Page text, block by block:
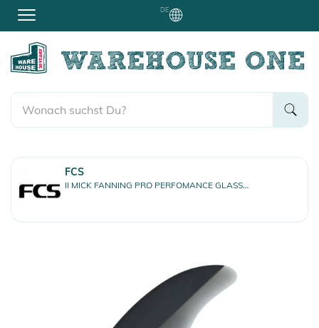
DE
FCS
II MICK FANNING PRO PERFOMANCE GLASS TRI Finnen Set black/acid